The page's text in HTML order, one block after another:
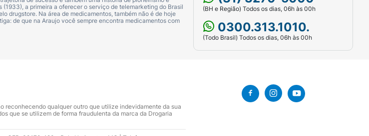
a primeira a oferecer o serviço de telemarketing do Brasil
drugstore. Na área de medicamentos, também não é de hoje
de que na Araujo você sempre encontra medicamentos com
(BH e Região) Todos os dias, 06h às 00h
0300.313.1010.
(Todo Brasil) Todos os dias, 06h às 00h
reconhecendo qualquer outro que utilize indevidamente da sua
que se utilizem de forma fraudulenta da marca da Drogaria